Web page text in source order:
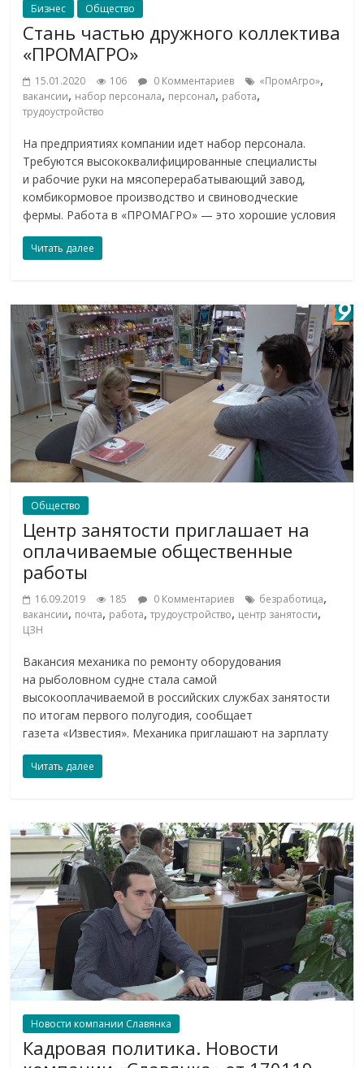
Бизнес Общество
Стань частью дружного коллектива
«ПРОМАГРО»
15.01.2020 106 0 Комментариев «ПромАгро»,
вакансии, набор персонала, персонал, работа,
трудоустройство
На предприятиях компании идет набор персонала.
Требуются высококвалифицированные специалисты
и рабочие руки на мясоперерабатывающий завод,
комбикормовое производство и свиноводческие
фермы. Работа в «ПРОМАГРО» — это хорошие условия
Читать далее
Общество
Центр занятости приглашает на
оплачиваемые общественные
работы
16.09.2019 185 0 Комментариев безработица,
вакансии, почта, работа,трудоустройство, центр занятости,
ЦЗН
Вакансия механика по ремонту оборудования
на рыболовном судне стала самой
высокооплачиваемой в российских службах занятости
по итогам первого полугодия, сообщает
газета «Известия». Механика приглашают на зарплату
Читать далее
Новости компании Славянка
Кадровая политика. Новости